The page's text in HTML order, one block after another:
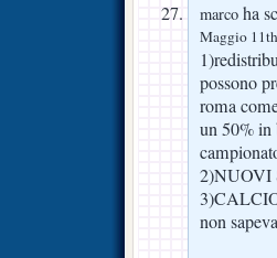
marco ha
Maggio
possono
roma
un 50% in
2)NUOVI
non